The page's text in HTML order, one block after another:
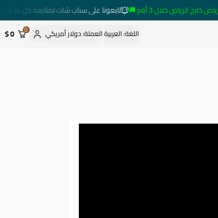
الرياض خلال 3 أيام 🚚 تابعونا على سناب شات لمتابعة كل ما هو
اللغة:العربيةالعملة:دولار أمريكي 0
0 $